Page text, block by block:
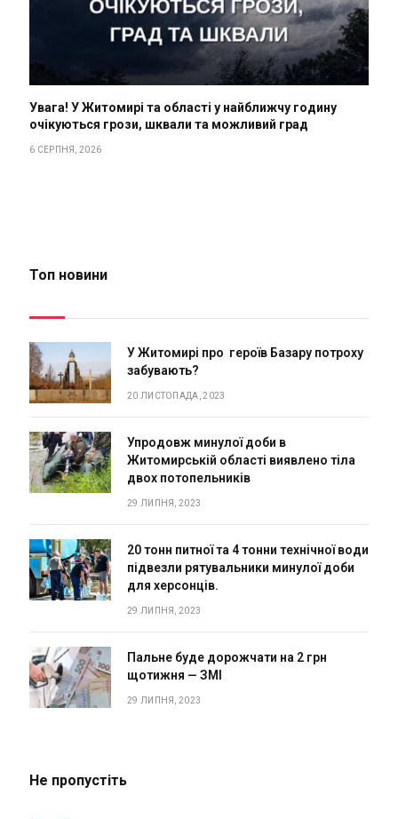
Увага! У Житомирі та області у найближчу годину
очікуються грози, шквали та можливий град
6 СЕРПНЯ, 2026
Топ новини
У Житомирі про героїв Базару потроху
забувають?
20 ЛИСТОПАДА, 2023
Упродовж минулої доби в
Житомирській області виявлено тіла
двох потопельників
29 ЛИПНЯ, 2023
20 тонн питної та 4 тонни технічної води
підвезли рятувальники минулої доби
для херсонців.
29 ЛИПНЯ, 2023
Пальне буде дорожчати на 2 грн
щотижня — ЗМІ
29 ЛИПНЯ, 2023
Не пропустіть